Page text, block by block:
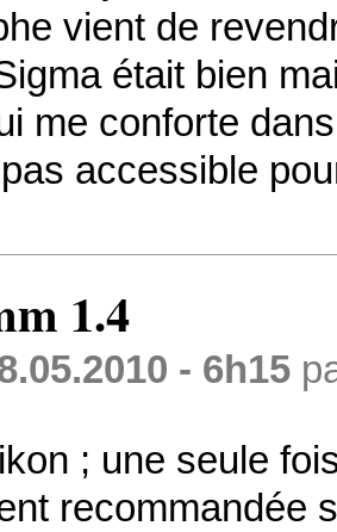
vient de
était bien
me conforte
accessible
1.4
- 6h15
; une seule
recommandée